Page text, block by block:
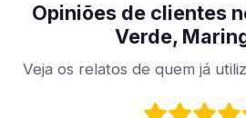
Opiniões de clientes
Verde,
Veja os relatos de quem já